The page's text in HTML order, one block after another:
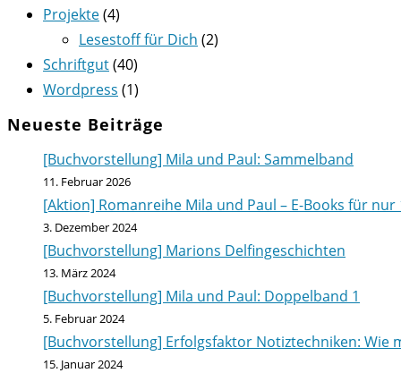
Projekte(4)
Lesestoff für Dich (2)
Schriftgut(40)
Wordpress (1)
Neueste Beiträge
[Buchvorstellung] Mila und Paul: Sammelband
11. Februar 2026
[Aktion] Romanreihe Mila und Paul – E-Books für nur
3. Dezember 2024
[Buchvorstellung] Marions Delfingeschichten
13. März 2024
[Buchvorstellung] Mila und Paul: Doppelband 1
5. Februar 2024
[Buchvorstellung] Erfolgsfaktor Notiztechniken:
15. Januar 2024